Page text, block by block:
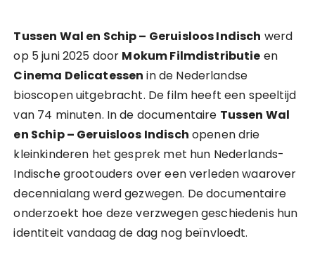
Tussen Wal en Schip – Geruisloos Indisch werd
op 5 juni 2025 door Mokum Filmdistributie en
Cinema Delicatessen in de Nederlandse
bioscopen uitgebracht. De film heeft een speeltijd
van 74 minuten. In de documentaire Tussen Wal
en Schip – Geruisloos Indisch openen drie
kleinkinderen het gesprek met hun Nederlands-
Indische grootouders over een verleden waarover
decennialang werd gezwegen. De documentaire
onderzoekt hoe deze verzwegen geschiedenis hun
identiteit vandaag de dag nog beïnvloedt.